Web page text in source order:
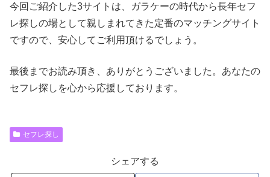
今回ご紹介した3サイトは、ガラケーの時代から長年セフ
レ探しの場として親しまれてきた定番のマッチングサイト
ですので、安心してご利用頂けるでしょう。
最後までお読み頂き、ありがとうございました。あなたの
セフレ探しを心から応援しております。
セフレ探し
シェアする